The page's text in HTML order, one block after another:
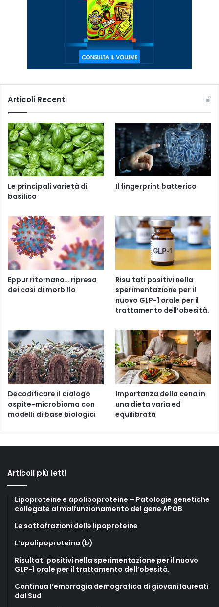
Articoli Recenti
Le principali varietà di
basilico
Il fingerprint batterico
Eppur ritornano… ripresa
dei casi di morbillo
Risultati positivi nella
sperimentazione per il
nuovo GLP-1 orale per il
trattamento dell’obesità.
Decodificare il dialogo
ospite-microbioma con
modelli di base biologici
Importanza della cena in
una dieta varia ed
equilibrata
Articoli più letti
Lipoproteine e apolipoproteine – Patologie genetiche
collegate al malfunzionamento del gene APOB
Le sottofrazioni delle lipoproteine
L’apolipoproteina (b)
Risultati positivi nella sperimentazione per il nuovo
GLP-1 orale per il trattamento dell’obesità.
Continua l’emorragia demografica di giovani laureati
dal Sud